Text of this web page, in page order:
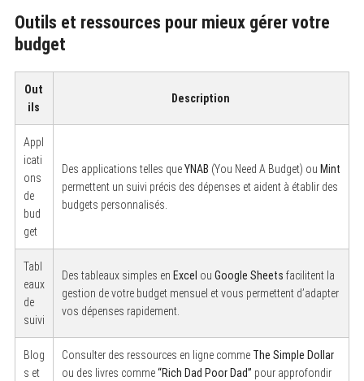
Outils et ressources pour mieux gérer votre
budget
Out
ils
Description
Appl
icati
ons
de
bud
get
Des applications telles queYNAB (You Need A Budget) ou Mint
permettent un suivi précis des dépenses et aident à établir des
budgets personnalisés.
Tabl
eaux
de
suivi
Des tableaux simples en Excel ou Google Sheets facilitent la
gestion de votre budget mensuel et vous permettent d’adapter
vos dépenses rapidement.
Blog
s et
Consulter des ressources en ligne comme The Simple Dollar
ou des livres comme“Rich Dad Poor Dad” pour approfondir
e
r
h
: